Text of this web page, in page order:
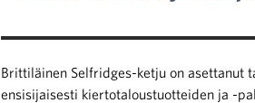
Brittiläinen Selfridges-ketju on asettanut
ensisijaisesti kiertotaloustuotteiden ja -